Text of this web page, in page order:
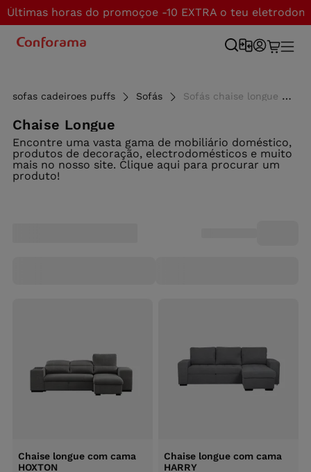
Últimas horas do promoçoe -10 EXTRA o teu
sofas cadeiroes puffs Sofás Sofás chaise longue com cama e 3 lugares - Conforama
Chaise Longue
Encontre uma vasta gama de mobiliário doméstico,
produtos de decoração, electrodomésticos e muito
mais no nosso site. Clique aqui para procurar um
produto!
Chaise longue com cama
HOXTON
Chaise longue com cama
HARRY